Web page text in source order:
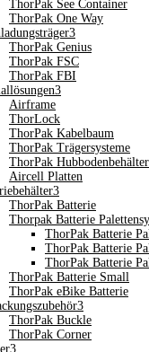
ThorPak See Container
ThorPak One Way
3
ThorPak Genius
ThorPak FSC
ThorPak FBI
3
Airframe
ThorLock
ThorPak Kabelbaum
ThorPak Trägersysteme
ThorPak Hubbodenbehälter
Aircell Platten
3
ThorPak Batterie
Thorpak Batterie
ThorPak Batterie
ThorPak Batterie
ThorPak Batterie
ThorPak Batterie Small
ThorPak eBike Batterie
3
ThorPak Buckle
ThorPak Corner
3